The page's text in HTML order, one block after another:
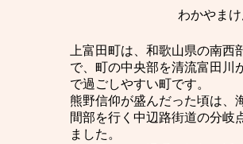
わかやま
上富田町は、和歌山県の南
で、町の中央部を清流富田川
で過ごしやすい町です。
熊野信仰が盛んだった頃は、
間部を行く中辺路街道の分岐
ました。